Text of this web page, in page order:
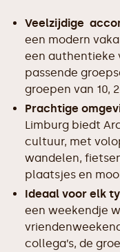
Veelzijdige
een modern
een authentieke
passende
groepen van 10,
Prachtige
Limburg biedt
cultuur, met
wandelen,
plaatsjes en
Ideaal voor elk
een weekendje
collega’s, de